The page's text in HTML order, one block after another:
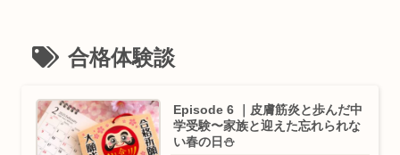
合格体験談
Episode 6 ｜皮膚筋炎と歩んだ中
学受験〜家族と迎えた忘れられな
い春の日⛄️